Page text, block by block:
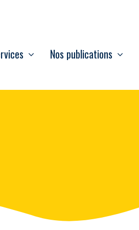
Nos publications